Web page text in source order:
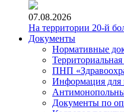
07.08.2026
На территории 20-й
Документы
Нормативные
ПНП
Информация для
Документы по